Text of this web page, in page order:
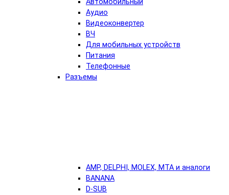
Автомобильный
Аудио
Видеоконвертер
ВЧ
Для мобильных устройств
Питания
Телефонные
Разъемы
AMP, DELPHI, MOLEX, MTA и аналоги
BANANA
D-SUB